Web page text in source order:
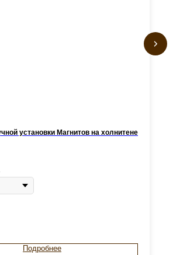
установки Магнитов на холнитене
Подробнее